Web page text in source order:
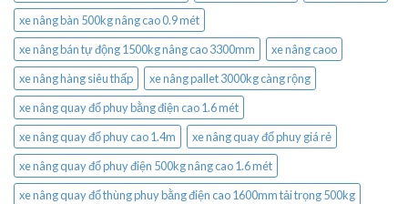
xe nâng bàn 500kg nâng cao 0.9 mét
xe nâng bán tự động 1500kg nâng cao 3300mm
xe nâng caoo
xe nâng hàng siêu thấp
xe nâng pallet 3000kg càng rộng
xe nâng quay đổ phuy bằng điện cao 1.6 mét
xe nâng quay đổ phuy cao 1.4m
xe nâng quay đổ phuy giá rẻ
xe nâng quay đổ phuy điện 500kg nâng cao 1.6 mét
xe nâng quay đổ thùng phuy bằng điện cao 1600mm tải trọng 500kg